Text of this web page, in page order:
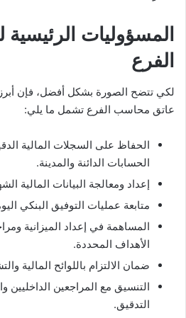
المسؤوليات
الفرع
لكي تتضح الصورة بشكل أفضل، فإن
عاتق محاسب الفرع تشمل ما يلي:
الحفاظ على السجلات المالية
الحسابات الدائنة والمدينة.
إعداد ومعالجة البيانات المالية
متابعة عمليات التوفيق البنكي
المساهمة في إعداد الميزانية
الأهداف المحددة.
ضمان الالتزام باللوائح المالية
التنسيق مع المراجعين الداخليين
التدقيق.